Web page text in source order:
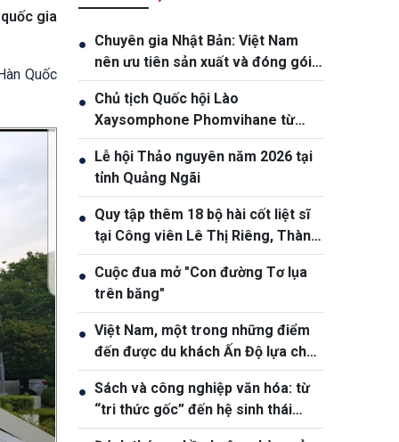
gia
Quốc
● Chuyên gia Nhật Bản: Việt Nam
nên ưu tiên sản xuất và đóng gói
chip bán dẫn
● Chủ tịch Quốc hội Lào
Xaysomphone Phomvihane từ
trần
● Lễ hội Thảo nguyên năm 2026 tại
tỉnh Quảng Ngãi
● Quy tập thêm 18 bộ hài cốt liệt sĩ
tại Công viên Lê Thị Riêng, Thành
phố Hồ Chí Minh
● Cuộc đua mở "Con đường Tơ lụa
trên băng"
● Việt Nam, một trong những điểm
đến được du khách Ấn Độ lựa chọn
nhiều
● Sách và công nghiệp văn hóa: từ
“tri thức gốc” đến hệ sinh thái
sáng tạo